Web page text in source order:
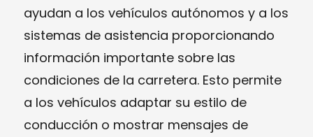
ayudan a los vehículos autónomos y a los
sistemas de asistencia proporcionando
información importante sobre las
condiciones de la carretera. Esto permite
a los vehículos adaptar su estilo de
conducción o mostrar mensajes de